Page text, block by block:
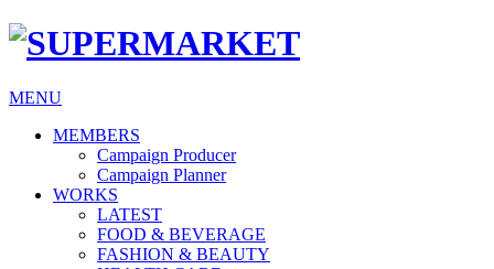
MENU
MEMBERS
Campaign Producer
Campaign Planner
WORKS
LATEST
FOOD & BEVERAGE
FASHION & BEAUTY